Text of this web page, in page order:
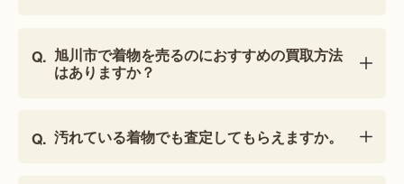
旭川市で着物を売るのにおすすめの買取方法
はありますか？
汚れている着物でも査定してもらえますか。